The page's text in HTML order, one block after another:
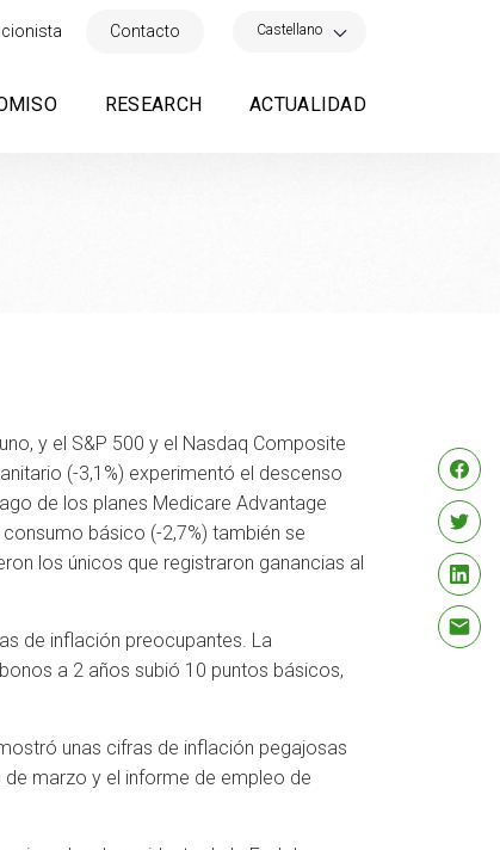
Contacto Castellano
RESEARCH ACTUALIDAD
y el S&P 500 y el Nasdaq Composite
(-3,1%) experimentó el descenso
de los planes Medicare Advantage
básico (-2,7%) también se
los únicos que registraron ganancias al
de inflación preocupantes. La
a 2 años subió 10 puntos básicos,
unas cifras de inflación pegajosas
marzo y el informe de empleo de